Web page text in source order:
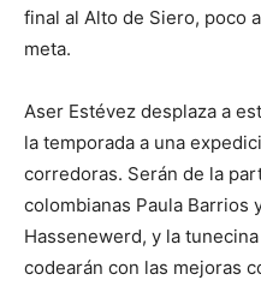
final al Alto de Siero, poco
meta.
Aser Estévez desplaza a
la temporada a una
corredoras. Serán de la
colombianas Paula Barrios
Hassenewerd, y la
codearán con las mejoras